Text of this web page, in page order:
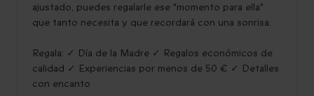
ajustado, puedes regalarle ese "momento para ella"
que tanto necesita y que recordará con una sonrisa.
Regala: ✓ Día de la Madre ✓ Regalos económicos de
calidad ✓ Experiencias por menos de 50 € ✓ Detalles
con encanto